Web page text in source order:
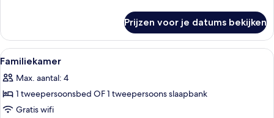
Prijzen voor je datums bekijken
Alle
foto's
voor
Familiekamer
laden
Een eenpersoonsbed met witte
2
Familiekamer
Max. aantal: 4
1 tweepersoonsbed OF 1 tweepersoons slaapbank
Gratis wifi